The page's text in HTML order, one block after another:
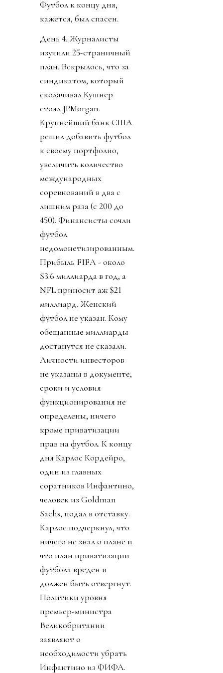
эротическое
путешествие к объекту
Чуть позже 41 из 41
федераций КОНКАКАФ
единогласно отвергли
саму мысль
приватизации футбола
и сам план ФИФА.
Футбол к концу дня,
кажется, был спасен.
День 4. Журналисты
изучили 25-страничный
план. Вскрылось, что за
синдикатом, который
сколачивал Кушнер
стоял JPMorgan.
Крупнейший банк США
решил добавить футбол
к своему портфолио,
увеличить количество
международных
соревнований в два с
лишним раза (с 200 до
450). Финансисты сочли
футбол
недомонетизированным.
Прибыль FIFA - около
$3.6 миллиарда в год, а
NFL приносит аж $21
миллиард. Женский
футбол не указан. Кому
обещанные миллиарды
достанутся не сказали.
Личности инвесторов
не указаны в документе,
сроки и условия
функционирования не
определены, ничего
кроме приватизации
прав на футбол. К концу
дня Карлос Кордейро,
один из главных
соратников Инфантино,
человек из Goldman
Sachs, подал в отставку.
Карлос подчеркнул, что
ничего не знал о плане и